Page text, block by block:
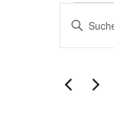
Bitte
nach